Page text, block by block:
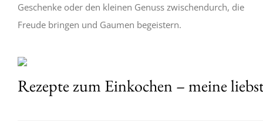
Geschenke oder den kleinen Genuss zwischendurch, die
Freude bringen und Gaumen begeistern.
Rezepte zum Einkochen – meine